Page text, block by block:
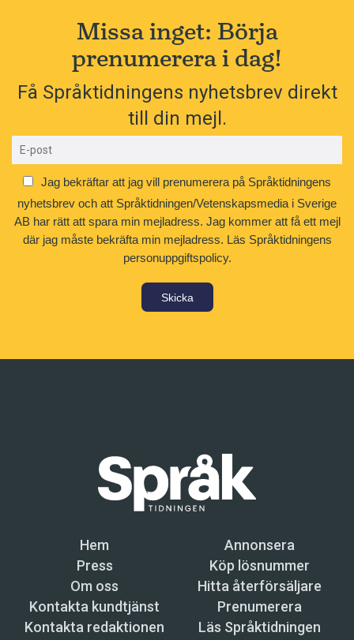
Missa inget: Börja
prenumerera i dag!
Få Språktidningens nyhetsbrev direkt
till din mejl.
Jag bekräftar att jag vill prenumerera på Språktidningens
nyhetsbrev och att Språktidningen/Vetenskapsmedia i Sverige
AB har rätt att spara min mejladress. Jag kommer att få ett mejl
där jag måste bekräfta min mejladress. Läs Språktidningens
personuppgiftspolicy.
Skicka
Hem
Annonsera
Press
Köp lösnummer
Om oss
Hitta återförsäljare
Kontakta kundtjänst
Prenumerera
Kontakta redaktionen
Läs Språktidningen